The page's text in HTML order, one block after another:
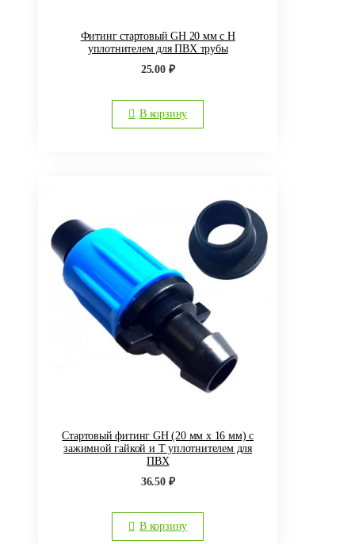
Фитинг стартовый GH 20 мм с Н
уплотнителем для ПВХ трубы
25.00 ₽
В корзину
Стартовый фитинг GH (20 мм x 16 мм) с
зажимной гайкой и Т уплотнителем для
ПВХ
36.50 ₽
В корзину